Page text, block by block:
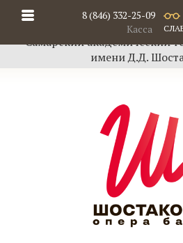
8 (846) 332-25-09
Касса
Самарский академический
имени Д.Д.